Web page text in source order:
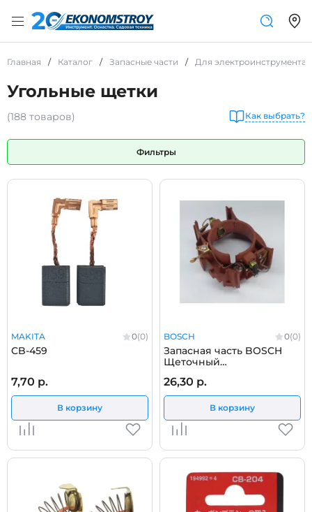
Главная / Каталог / Запасные части / Для электроинструмента
Угольные щетки
(188 товаров) Как выбрать?
Фильтры
MAKITA 0(0)
CB-459
7,70 р.
В корзину
BOSCH 0(0)
Запасная часть BOSCH
Щеточный
GSH 11 E (1600A005AF)
26,30 р.
В корзину